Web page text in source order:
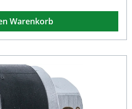
hochwertigem Chrom-Molybdän-
Haltbarkeit und
Werkstattalltag. Schnelles
Radmuttern und
zulaufende
Aus
Molybdän-Stahl gefertigt
Antrieb für universelle
mm (Außensechskant)
Warenkorb